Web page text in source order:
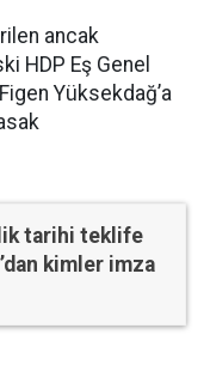
ancak
HDP Eş Genel
Yüksekdağ’a
tarihi teklife
kimler imza